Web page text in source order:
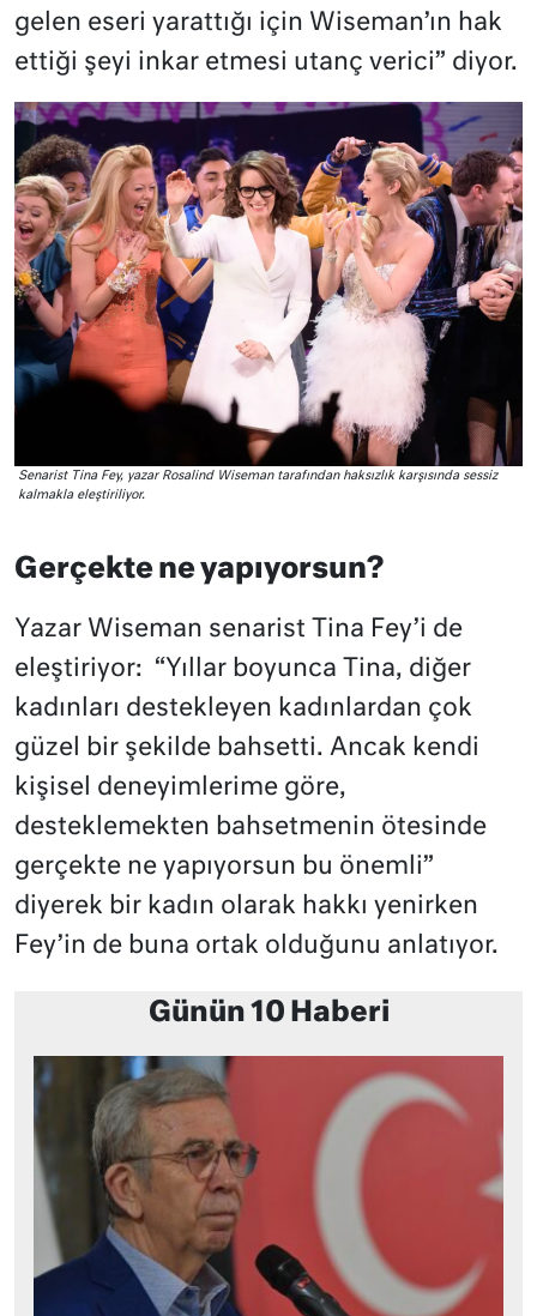
gelen eseri yarattığı için Wiseman’ın hak
ettiği şeyi inkar etmesi utanç verici” diyor.
Senarist Tina Fey, yazar Rosalind Wiseman tarafından haksızlık karşısında sessiz
kalmakla eleştiriliyor.
Gerçekte ne yapıyorsun?
Yazar Wiseman senarist Tina Fey’i de
eleştiriyor: “Yıllar boyunca Tina, diğer
kadınları destekleyen kadınlardan çok
güzel bir şekilde bahsetti. Ancak kendi
kişisel deneyimlerime göre,
desteklemekten bahsetmenin ötesinde
gerçekte ne yapıyorsun bu önemli”
diyerek bir kadın olarak hakkı yenirken
Fey’in de buna ortak olduğunu anlatıyor.
Günün 10 Haberi